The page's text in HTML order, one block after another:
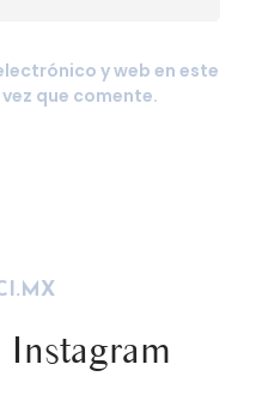
y web en este
que comente.
Instagram